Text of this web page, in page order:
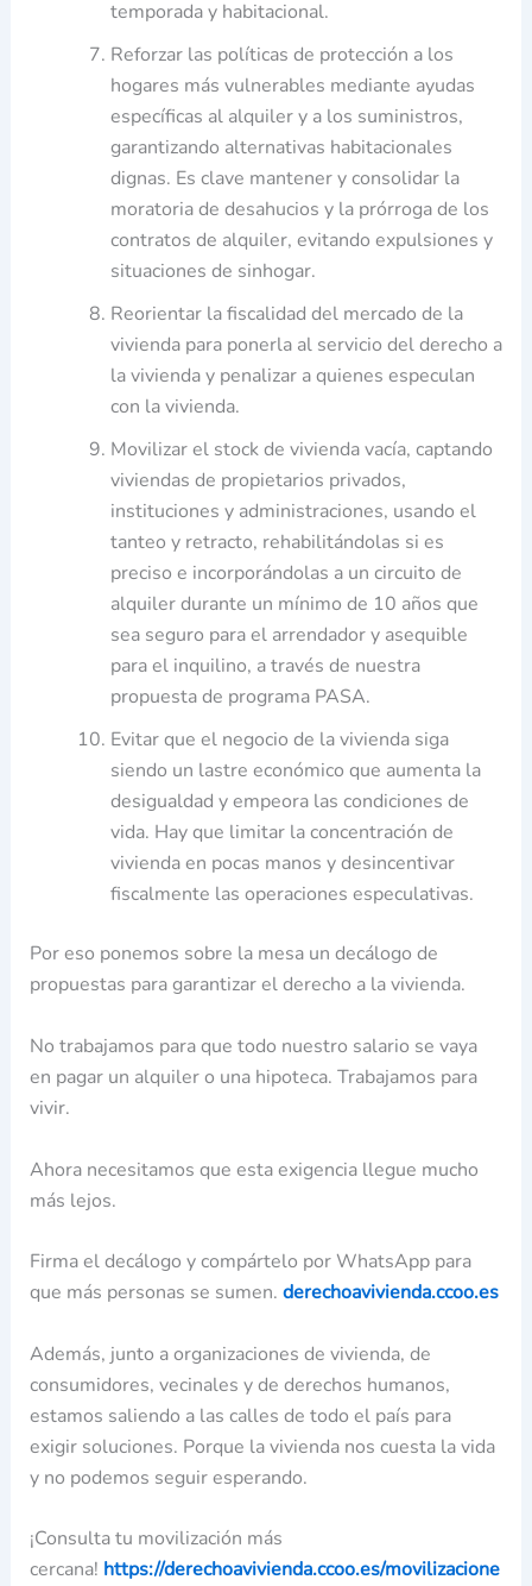
temporada y habitacional.
Reforzar las políticas de protección a los
hogares más vulnerables mediante ayudas
específicas al alquiler y a los suministros,
garantizando alternativas habitacionales
dignas. Es clave mantener y consolidar la
moratoria de desahucios y la prórroga de los
contratos de alquiler, evitando expulsiones y
situaciones de sinhogar.
Reorientar la fiscalidad del mercado de la
vivienda para ponerla al servicio del derecho a
la vivienda y penalizar a quienes especulan
con la vivienda.
Movilizar el stock de vivienda vacía, captando
viviendas de propietarios privados,
instituciones y administraciones, usando el
tanteo y retracto, rehabilitándolas si es
preciso e incorporándolas a un circuito de
alquiler durante un mínimo de 10 años que
sea seguro para el arrendador y asequible
para el inquilino, a través de nuestra
propuesta de programa PASA.
Evitar que el negocio de la vivienda siga
siendo un lastre económico que aumenta la
desigualdad y empeora las condiciones de
vida. Hay que limitar la concentración de
vivienda en pocas manos y desincentivar
fiscalmente las operaciones especulativas.
Por eso ponemos sobre la mesa un decálogo de
propuestas para garantizar el derecho a la vivienda.
No trabajamos para que todo nuestro salario se vaya
en pagar un alquiler o una hipoteca. Trabajamos para
vivir.
Ahora necesitamos que esta exigencia llegue mucho
más lejos.
Firma el decálogo y compártelo por WhatsApp para
que más personas se sumen. derechoavivienda.ccoo.es
Además, junto a organizaciones de vivienda, de
consumidores, vecinales y de derechos humanos,
estamos saliendo a las calles de todo el país para
exigir soluciones. Porque la vivienda nos cuesta la vida
y no podemos seguir esperando.
¡Consulta tu movilización más
cercana! https://derechoavivienda.ccoo.es/movilizacione